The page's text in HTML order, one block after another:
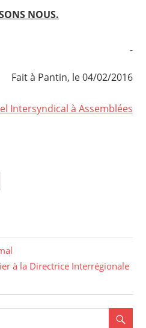
NOUS.
Fait à Pantin, le 04/02/2016
Intersyndical à Assemblées
à la Directrice Interrégionale